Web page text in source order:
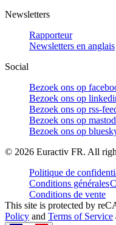
Newsletters
Rapporteur
Newsletters en anglais
Social
Bezoek ons op
Bezoek ons op
Bezoek ons op rss-
Bezoek ons op
Bezoek ons op
© 2026 Euractiv FR. All
Politique de
Conditions générales
Conditions de vente
This site is protected by
Policy and Terms of Service